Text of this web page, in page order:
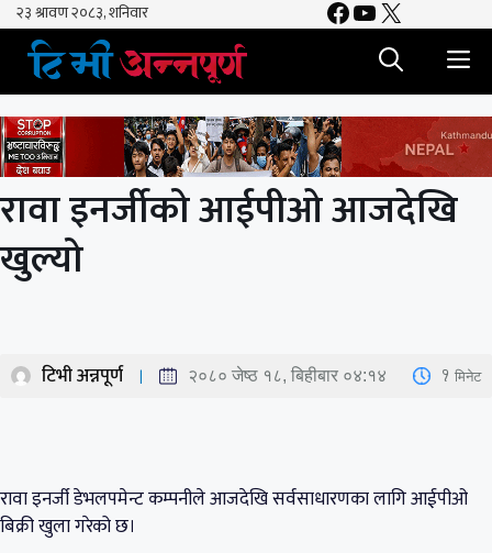
Skip
content
Facebook
YouTube
X
रावा इनर्जीको आईपीओ आजदेखि
खुल्यो
टिभी अन्नपूर्ण २०८० जेष्ठ १८, बिहीबार ०४:१४ 1 मिनेट
रावा इनर्जी डेभलपमेन्ट कम्पनीले आजदेखि सर्वसाधारणका लागि आईपीओ
बिक्री खुला गरेको छ।